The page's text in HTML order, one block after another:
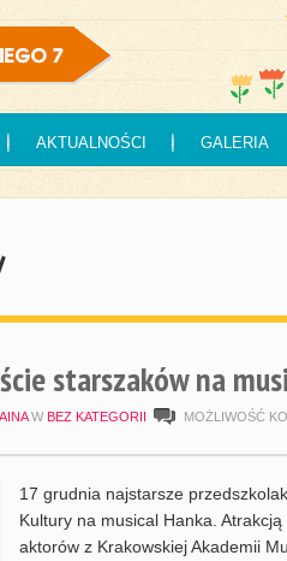
AKTUALNOŚCI GALERIA
starszaków na
W BEZ KATEGORII MOŻLIWOŚĆ
17 grudnia najstarsze
Kultury na musical Hanka.
aktorów z Krakowskiej Akademii